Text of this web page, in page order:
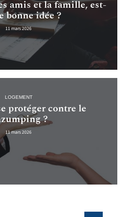
amis et la famille, est-
bonne idée ?
11 mars 2026
LOGEMENT
protéger contre le
?
11 mars 2026